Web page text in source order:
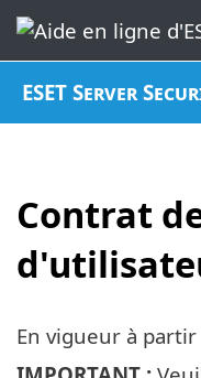
ESET Server
Contrat
En vigueur à partir